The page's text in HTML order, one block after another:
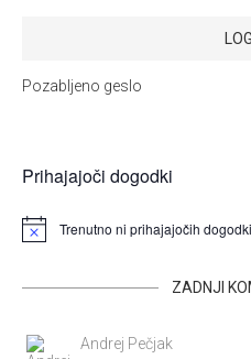
Pozabljeno geslo
Prihajajoči dogodki
Trenutno ni prihajajočih
ZADNJI
Andrej Pečjak